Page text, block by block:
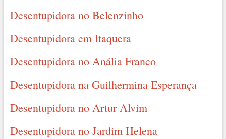
Desentupidora no Belenzinho
Desentupidora em Itaquera
Desentupidora no Anália Franco
Desentupidora na Guilhermina Esperança
Desentupidora no Artur Alvim
Desentupidora no Jardim Helena